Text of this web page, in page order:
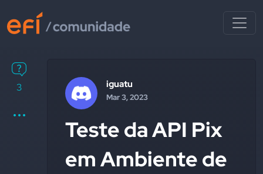
3 iguatu
Mar 3, 2023
Teste da API Pix
em Ambiente de